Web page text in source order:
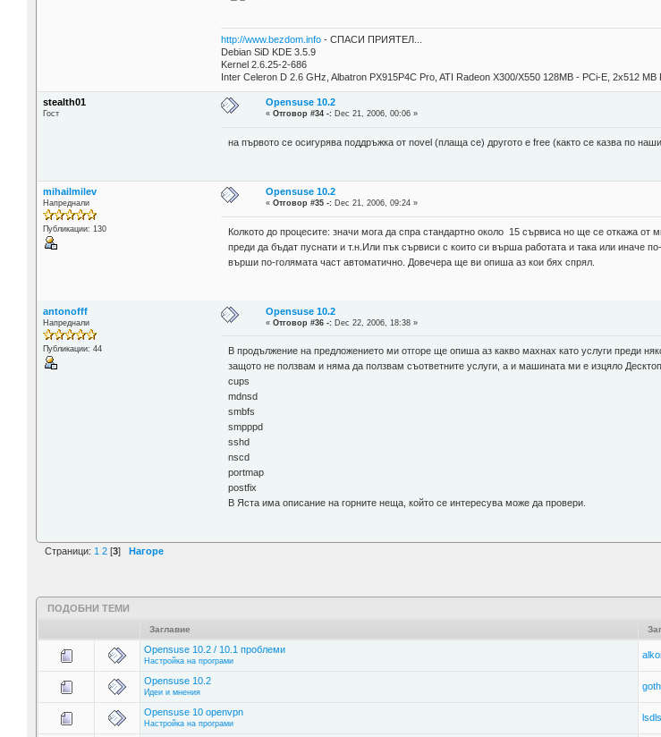
http://www.bezdom.info - СПАСИ ПРИЯТЕЛ...
Debian SiD KDE 3.5.9
Kernel 2.6.25-2-686
Inter Celeron D 2.6 GHz, Albatron PX915P4C Pro, ATI Radeon X300/X550 128MB - PCi-E, 2x512
stealth01
Гост
Opensuse 10.2
«Отговор #34 -: Dec 21, 2006, 00:06 »
на първото се осигурява поддръжка от novel (плаща се) другото е free (както се казва по
mihailmilev
Напреднали
Публикации: 130
Opensuse 10.2
«Отговор #35 -: Dec 21, 2006, 09:24 »
Колкото до процесите: значи мога да спра стандартно около 15 сървиса но ще се откажа
преди да бъдат пуснати и т.н.Или пък сървиси с които си върша работата и така или иначе
върши по-голямата част автоматично. Довечера ще ви опиша аз кои бях спрял.
antonofff
Напреднали
Публикации: 44
Opensuse 10.2
«Отговор #36 -: Dec 22, 2006, 18:38 »
В продължение на предложението ми отгоре ще опиша аз какво махнах като услуги преди
защото не ползвам и няма да ползвам съответните услуги, а и машината ми е изцяло Десктоп.
cups
mdnsd
smbfs
smpppd
sshd
nscd
portmap
postfix
В Яста има описание на горните неща, който се интересува може да провери.
Страници: 1 2 [3] Нагоре
ПОДОБНИ ТЕМИ
Заглавие
Opensuse 10.2 / 10.1 проблеми
Настройка на програми
Opensuse 10.2
Идеи и мнения
Opensuse 10 openvpn
Настройка на програми